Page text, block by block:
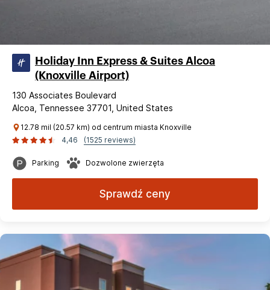
Holiday Inn Express & Suites Alcoa
(Knoxville Airport)
130 Associates Boulevard
Alcoa, Tennessee 37701, United States
12.78 mil (20.57 km) od centrum miasta Knoxville
4,46
(1525 reviews)
Parking Dozwolone zwierzęta
Sprawdź ceny